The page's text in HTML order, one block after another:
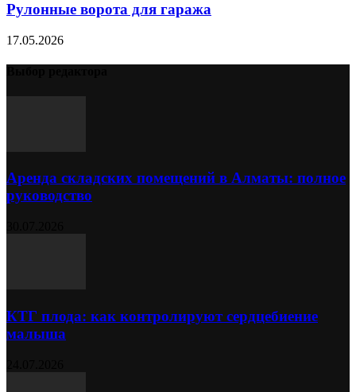
Рулонные ворота для гаража
17.05.2026
Аренда складских помещений в Алматы: полное
руководство
КТГ плода: как контролируют сердцебиение
малыша